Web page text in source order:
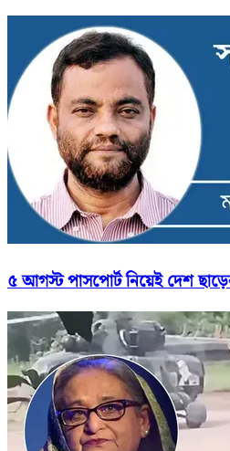
৫ আগস্ট পাসপোর্ট নিয়েই দেশ